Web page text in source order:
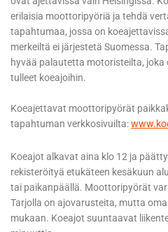
erilaisia moottoripyöriä ja tehdä
tapahtumaa, jossa on
merkeiltä ei järjestetä Suomessa.
hyvää palautetta motoristeilta, joka
tulleet koeajoihin.
Koeajettavat moottoripyörät
tapahtuman verkkosivuilta:
Koeajot alkavat aina klo 12 ja
rekisteröityä etukäteen kesäkuun
tai paikanpäällä. Moottoripyörät
Tarjolla on ajovarusteita, mutta
mukaan. Koeajot suuntaavat